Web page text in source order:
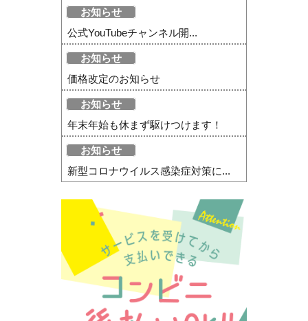
お知らせ
公式YouTubeチャンネル開...
お知らせ
価格改定のお知らせ
お知らせ
年末年始も休まず駆けつけます！
お知らせ
新型コロナウイルス感染症対策に...